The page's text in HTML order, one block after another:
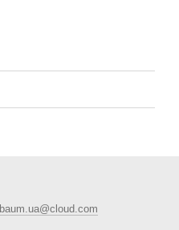
baum.ua@cloud.com